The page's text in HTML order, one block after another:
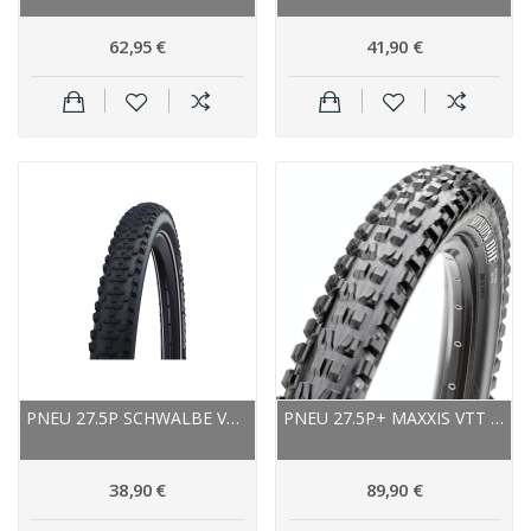
62,95 € 41,90 €
PNEU 27.5P SCHWALBE VTT VAE SMART SAM PLUS...
38,90 €
PNEU 27.5P+ MAXXIS VTT MINION DHF+ 3C TERRA...
89,90 €